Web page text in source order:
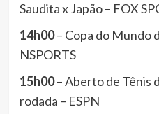
Saudita x Japão – FOX
14h00– Copa do Mundo
NSPORTS
15h00– Aberto de Tênis
rodada – ESPN